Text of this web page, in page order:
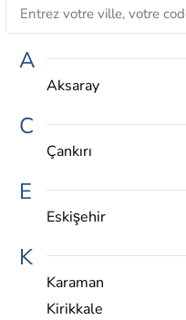
A
Aksaray
C
Çankırı
E
Eskişehir
K
Karaman
Kirikkale